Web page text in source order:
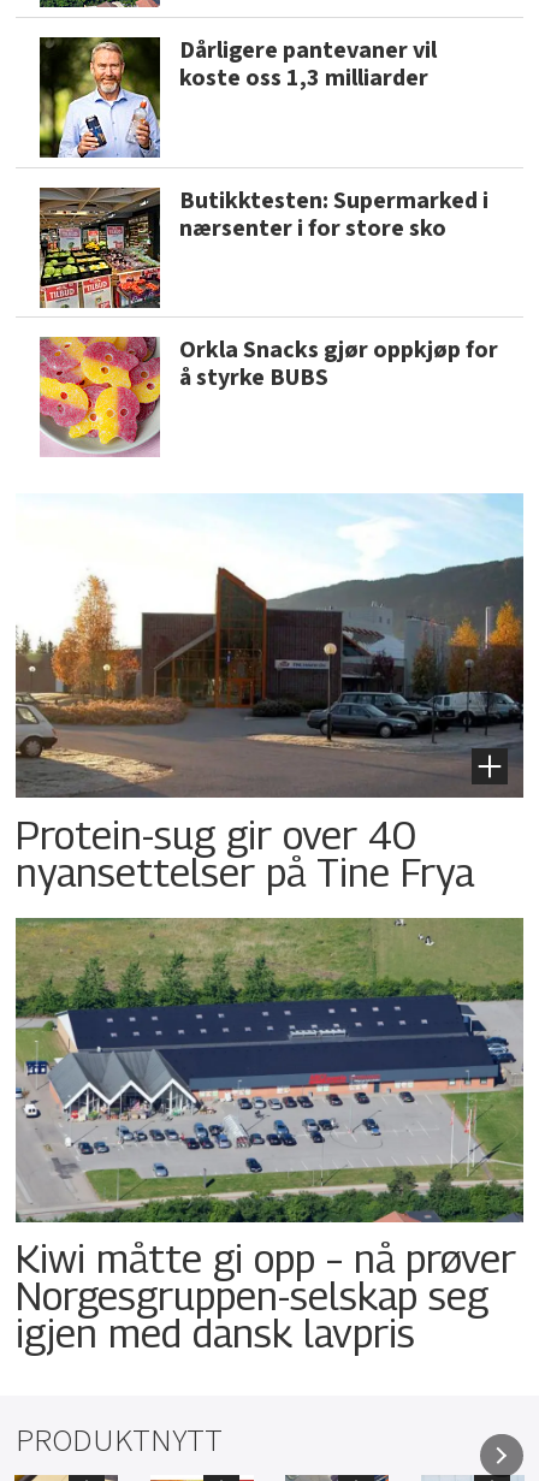
Dårligere pantevaner vil
koste oss 1,3 milliarder
Butikktesten: Supermarked i
nærsenter i for store sko
Orkla Snacks gjør oppkjøp for
å styrke BUBS
Protein-sug gir over 40
nyansettelser på Tine Frya
Kiwi måtte gi opp – nå prøver
Norgesgruppen-selskap seg
igjen med dansk lavpris
PRODUKTNYTT